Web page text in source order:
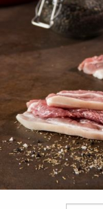
Se